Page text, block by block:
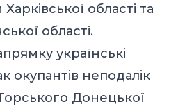
області та
області.
українські
окупантів неподалік
Донецької